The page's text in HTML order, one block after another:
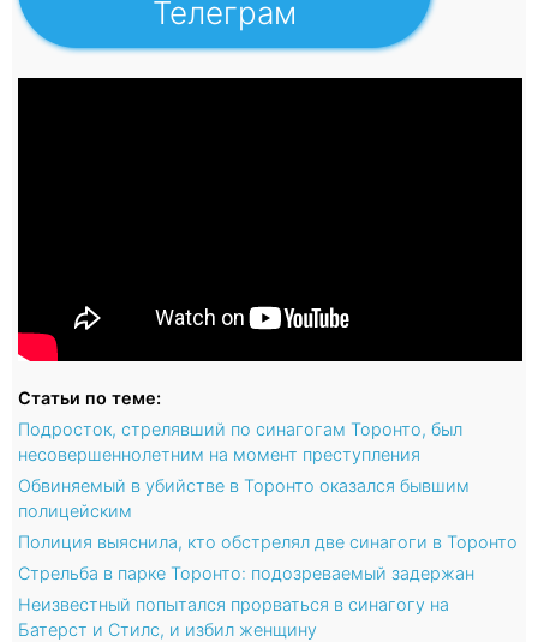
Телеграм
Статьи по теме:
Подросток, стрелявший по синагогам Торонто, был
несовершеннолетним на момент преступления
Обвиняемый в убийстве в Торонто оказался бывшим
полицейским
Полиция выяснила, кто обстрелял две синагоги в Торонто
Стрельба в парке Торонто: подозреваемый задержан
Неизвестный попытался прорваться в синагогу на
Батерст и Стилс, и избил женщину